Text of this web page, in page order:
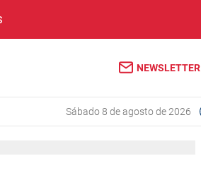
NEWSLETTER
sábado 8 de agosto de 2026